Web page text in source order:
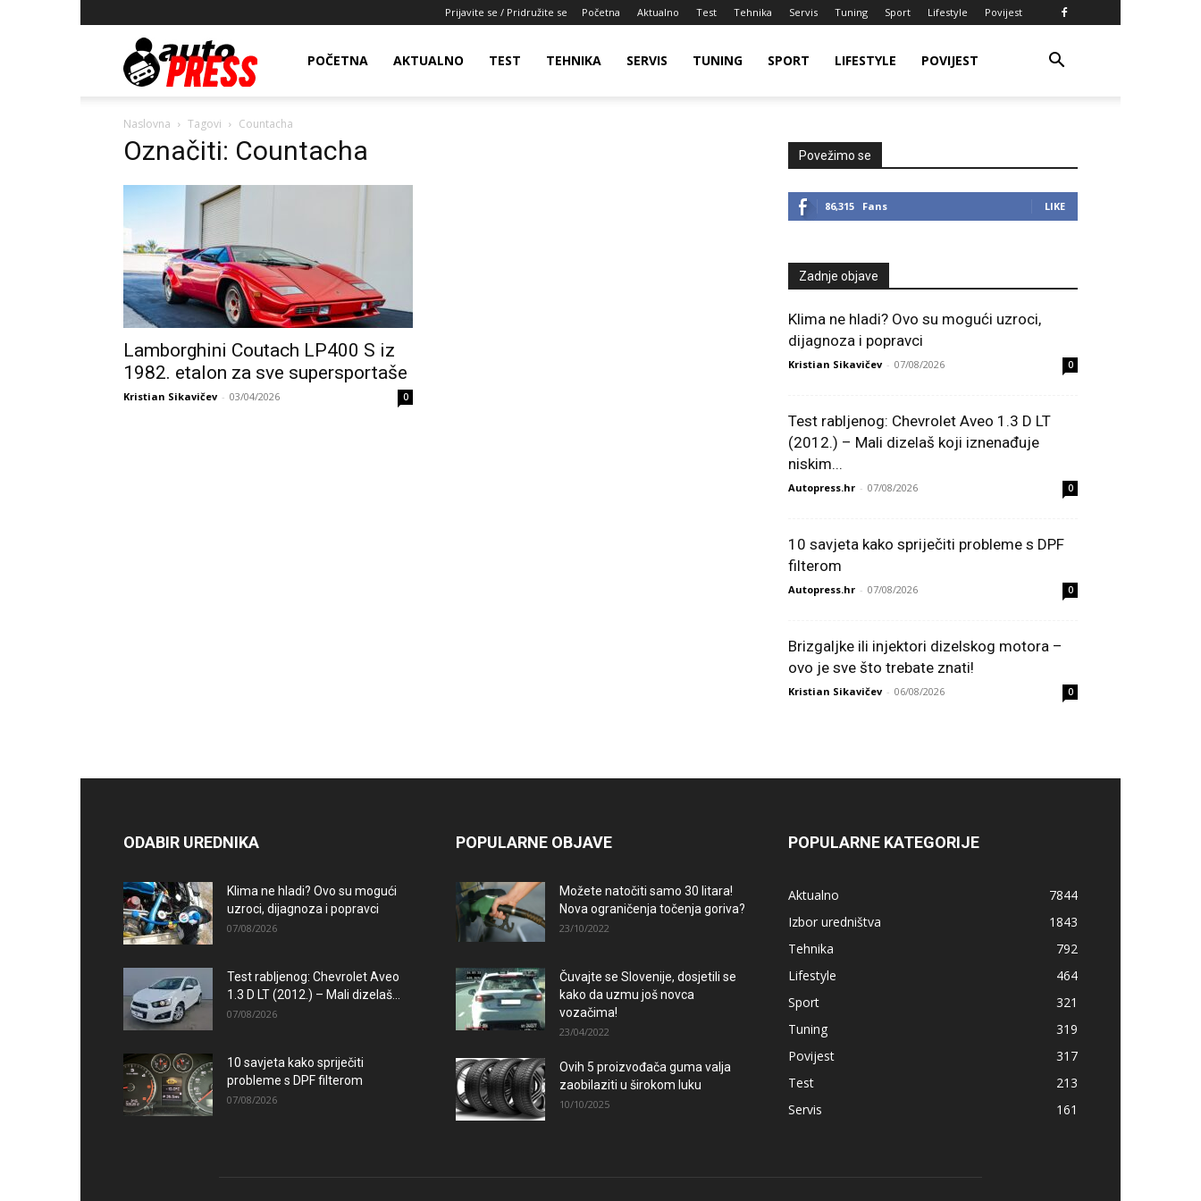
Prijavite se / Pridružite se Početna Aktualno Test Tehnika Servis Tuning Sport Lifestyle Povijest
AutopressHRPOČETNA AKTUALNO TEST TEHNIKA SERVIS TUNING SPORT LIFESTYLE POVIJEST
Naslovna Tagovi Countacha
Označiti: Countacha
Lamborghini Coutach LP400 S iz
1982. etalon za sve supersportaše
Kristian Sikavičev - 03/04/2026 0
Povežimo se
86,315 Fans LIKE
Zadnje objave
Klima ne hladi? Ovo su mogući uzroci,
dijagnoza i popravci
Kristian Sikavičev - 07/08/2026 0
Test rabljenog: Chevrolet Aveo 1.3 D LT
(2012.) – Mali dizelaš koji iznenađuje
niskim...
Autopress.hr - 07/08/2026 0
10 savjeta kako spriječiti probleme s DPF
filterom
Autopress.hr - 07/08/2026 0
Brizgaljke ili injektori dizelskog motora –
ovo je sve što trebate znati!
Kristian Sikavičev - 06/08/2026 0
ODABIR UREDNIKA
Klima ne hladi? Ovo su mogući
uzroci, dijagnoza i popravci
07/08/2026
Test rabljenog: Chevrolet Aveo
1.3 D LT (2012.) – Mali dizelaš...
07/08/2026
10 savjeta kako spriječiti
probleme s DPF filterom
07/08/2026
POPULARNE OBJAVE
Možete natočiti samo 30 litara!
Nova ograničenja točenja goriva?
23/10/2022
Čuvajte se Slovenije, dosjetili se
kako da uzmu još novca
vozačima!
23/04/2022
Ovih 5 proizvođača guma valja
zaobilaziti u širokom luku
10/10/2025
POPULARNE KATEGORIJE
Aktualno
7844
Izbor uredništva
1843
Tehnika
792
Lifestyle
464
Sport
321
Tuning
319
Povijest
317
Test
213
Servis
161